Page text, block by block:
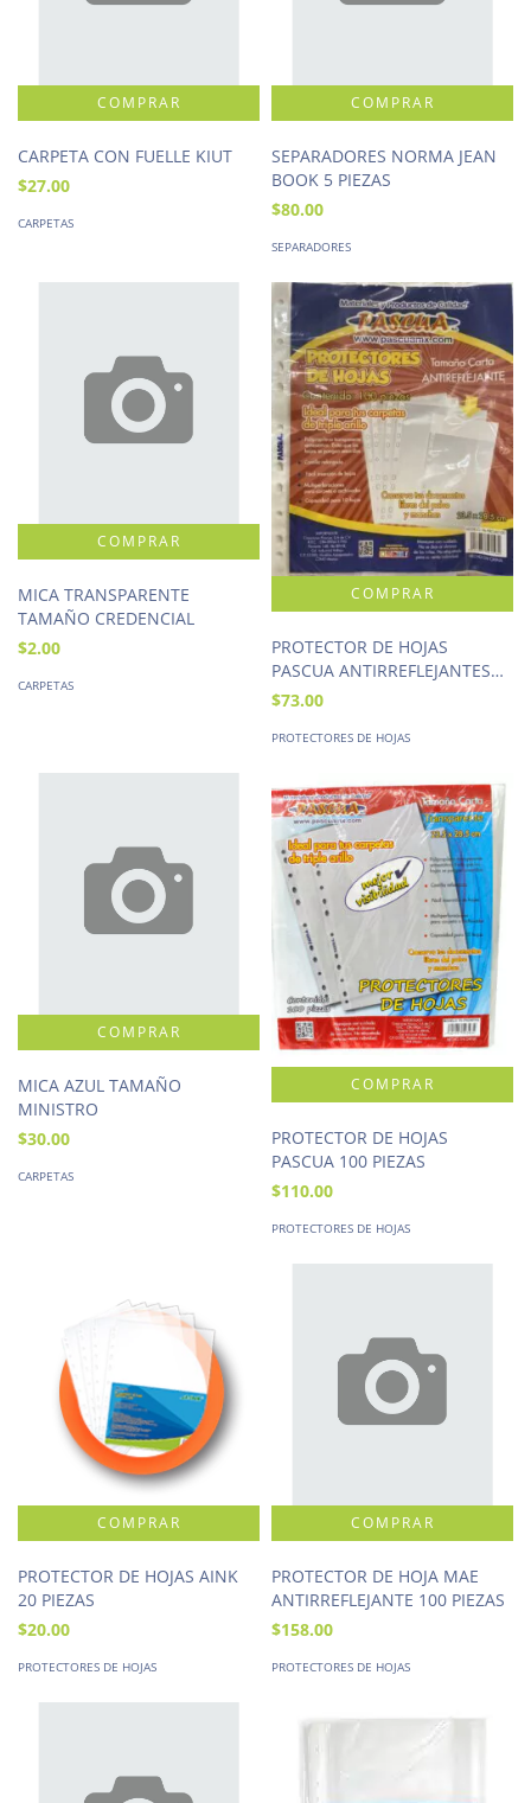
CARPETA CON FUELLE KIUT
$27.00
CARPETAS
SEPARADORES NORMA JEAN
BOOK 5 PIEZAS
$80.00
SEPARADORES
MICA TRANSPARENTE
TAMAÑO CREDENCIAL
$2.00
CARPETAS
PROTECTOR DE HOJAS
PASCUA ANTIRREFLEJANTES
100 PIEZAS
$73.00
PROTECTORES DE HOJAS
MICA AZUL TAMAÑO
MINISTRO
$30.00
CARPETAS
PROTECTOR DE HOJAS
PASCUA 100 PIEZAS
$110.00
PROTECTORES DE HOJAS
PROTECTOR DE HOJAS AINK
20 PIEZAS
$20.00
PROTECTORES DE HOJAS
PROTECTOR DE HOJA MAE
ANTIRREFLEJANTE 100 PIEZAS
$158.00
PROTECTORES DE HOJAS